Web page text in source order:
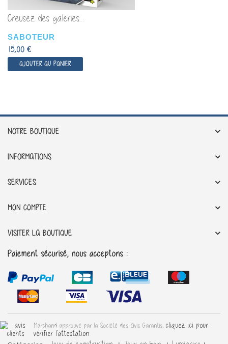
Creusez des galeries...
SABOTEUR
15,00 €
AJOUTER AU PANIER
NOTRE BOUTIQUE
INFORMATIONS
SERVICES
MON COMPTE
VISITER LA BOUTIQUE
Paiement sécurisé, nous acceptons :
Marchand approuvé par la Société des Avis Garantis, cliquez ici pour
vérifier l'attestation